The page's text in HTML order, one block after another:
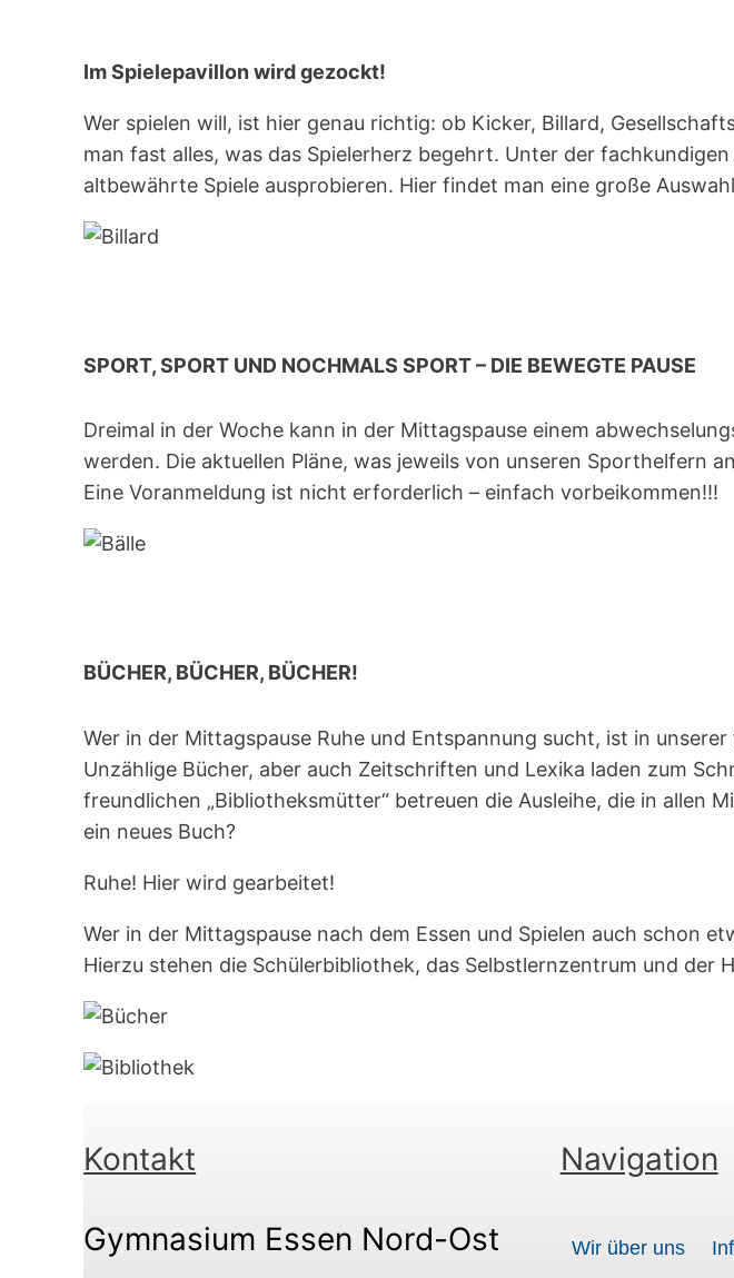
Im Spielepavillon wird gezockt!
Wer spielen will, ist hier genau richtig: ob Kicker, Billard,
man fast alles, was das Spielerherz begehrt. Unter der
altbewährte Spiele ausprobieren. Hier findet man eine große
SPORT, SPORT UND NOCHMALS SPORT – DIE BEWEGTE PAUSE
Dreimal in der Woche kann in der Mittagspause einem
werden. Die aktuellen Pläne, was jeweils von unseren Sporthelfern
Eine Voranmeldung ist nicht erforderlich – einfach vorbeikommen!!!
BÜCHER, BÜCHER, BÜCHER!
Wer in der Mittagspause Ruhe und Entspannung sucht, ist in
Unzählige Bücher, aber auch Zeitschriften und Lexika laden zum
freundlichen „Bibliotheksmütter“ betreuen die Ausleihe, die in allen
ein neues Buch?
Ruhe! Hier wird gearbeitet!
Wer in der Mittagspause nach dem Essen und Spielen auch schon
Hierzu stehen die Schülerbibliothek, das Selbstlernzentrum und der
Kontakt
Gymnasium Essen Nord-Ost
Navigation
Wir über uns